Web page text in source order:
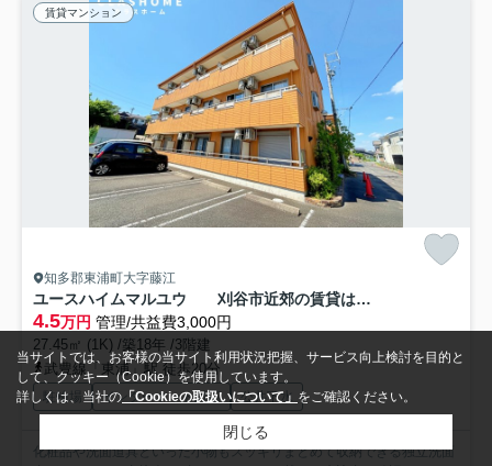
賃貸マンション
知多郡東浦町大字藤江
ユースハイムマルユウ 刈谷市近郊の賃貸はクラスホーム
4.5万円 管理/共益費3,000円
27.45㎡ (1K) /築18年 /3階建
武豊線「東浦」駅 徒歩20分
駐輪場 インターネット対応 公共下水
化粧品や洗面道具といった小物もスッキリまとめて収納できる独立洗面
当サイトでは、お客様の当サイト利用状況把握、サービス向上検討を目的と
して、クッキー（Cookie）を使用しています。
詳しくは、当社の 「Cookieの取扱いについて」 をご確認ください。
閉じる